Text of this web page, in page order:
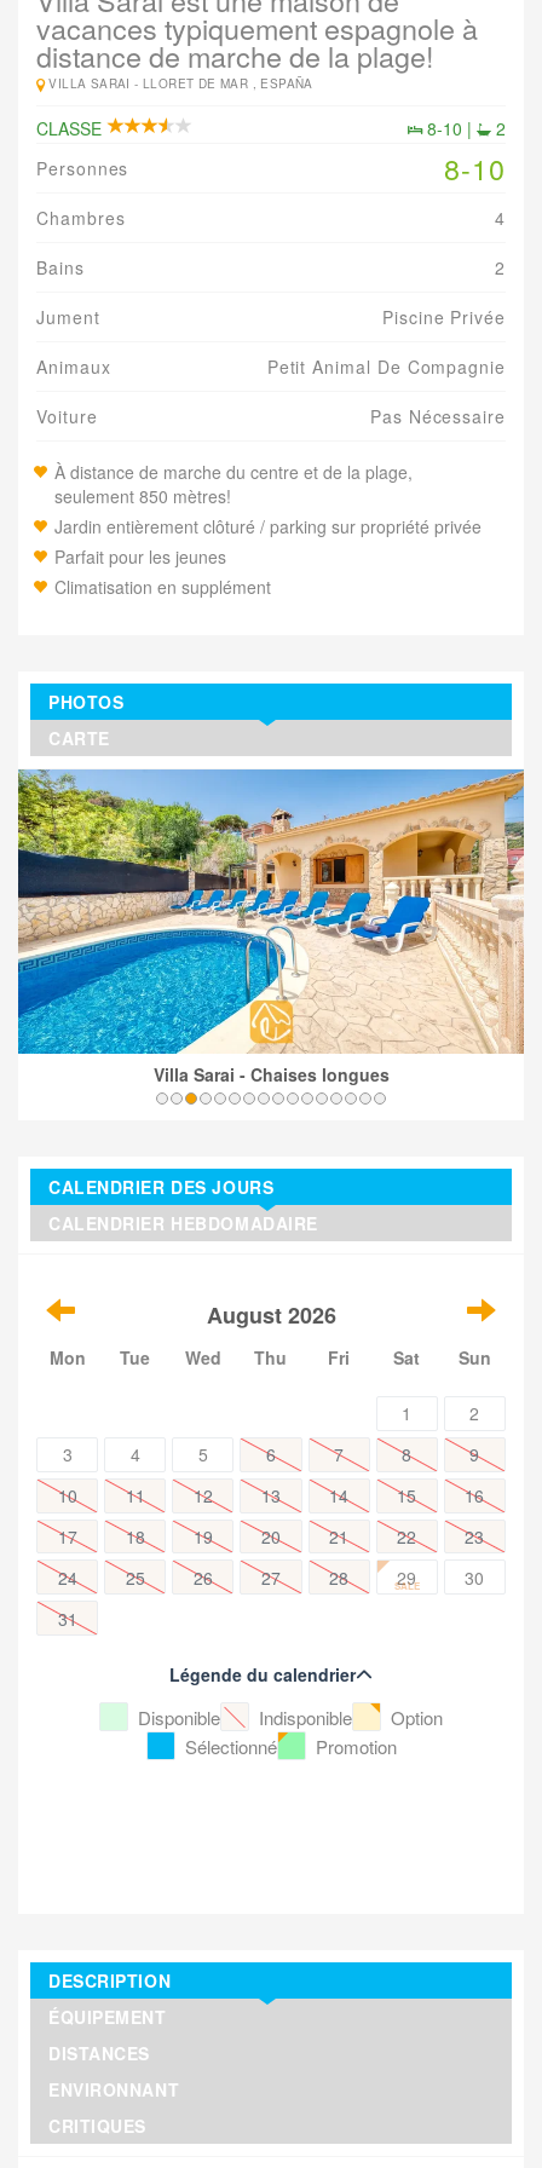
vacances typiquement espagnole à
distance de marche de la plage!
VILLA SARAI -LLORET DE MAR , ESPAÑA
CLASSE 8-10 |
2
Personnes
8-10
Chambres 4
Bains 2
Jument Piscine Privée
Animaux Petit Animal De Compagnie
Voiture Pas Nécessaire
À distance de marche du centre et de la plage,
seulement 850 mètres!
Jardin entièrement clôturé / parking sur propriété privée
Parfait pour les jeunes
Climatisation en supplément
PHOTOS
CARTE
Villa Sarai - Chaises longues
CALENDRIER DES JOURS
CALENDRIER HEBDOMADAIRE
August 2026
Mon Tue Wed Thu Fri Sat Sun
1
2
3
4 5 6 7 8
9
10
11 12 13 14 15
16
17
18 19 20 21 22
23
24
25 26 27 28 29
SALE
30
31
Légende du calendrier
Disponible Indisponible
Option
Sélectionné
Promotion
DESCRIPTION
ÉQUIPEMENT
DISTANCES
ENVIRONNANT
CRITIQUES